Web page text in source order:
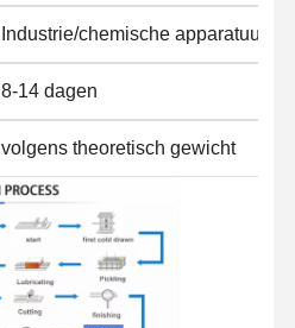
Industrie/chemische apparatuur/
8-14 dagen
volgens theoretisch gewicht